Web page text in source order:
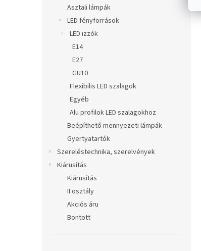
Asztali lámpák
LED fényforrások
LED izzók
E14
E27
GU10
Flexibilis LED szalagok
Egyéb
Alu profilok LED szalagokhoz
Beépíthető mennyezeti lámpák
Gyertyatartók
Szereléstechnika, szerelvények
Kiárusítás
Kiárusítás
II.osztály
Akciós áru
Bontott